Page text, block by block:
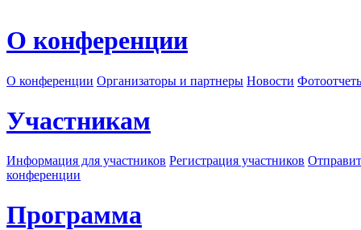
О конференции
О конференции Организаторы и партнеры Новости
Участникам
Информация для участников Регистрация участников
конференции
Программа